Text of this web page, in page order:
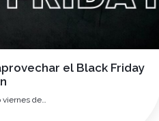
el Black Friday
viernes de…